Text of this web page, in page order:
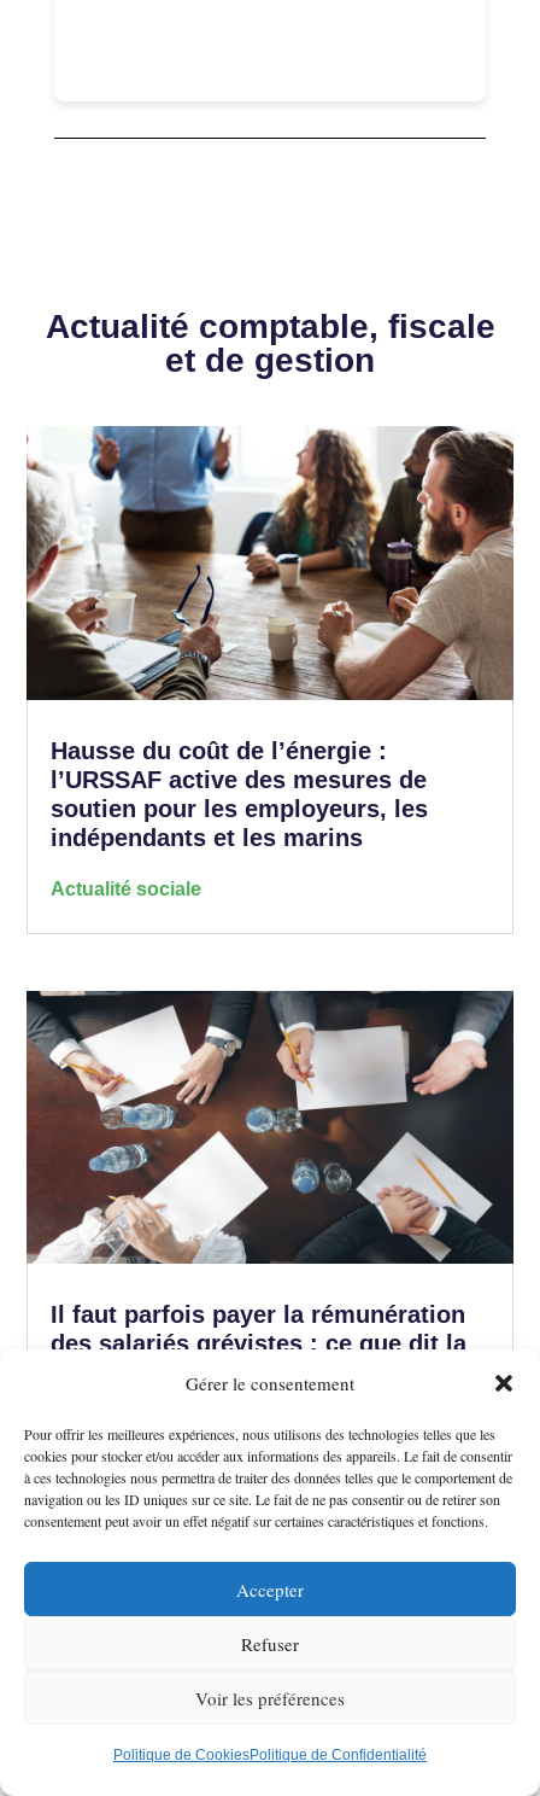
Gérer le consentement
Pour offrir les meilleures expériences, nous utilisons des technologies telles que les
cookies pour stocker et/ou accéder aux informations des appareils. Le fait de consentir
à ces technologies nous permettra de traiter des données telles que le comportement de
navigation ou les ID uniques sur ce site. Le fait de ne pas consentir ou de retirer son
consentement peut avoir un effet négatif sur certaines caractéristiques et fonctions.
Accepter
Refuser
Voir les préférences
Politique de CookiesPolitique de Confidentialité
Actualité comptable, fiscale
et de gestion
Hausse du coût de l’énergie :
l’URSSAF active des mesures de
soutien pour les employeurs, les
indépendants et les marins
Actualité sociale
Il faut parfois payer la rémunération
des salariés grévistes : ce que dit la
jurisprudence
Actualité sociale
CDD : l’indemnité pour transmission
requalification en CDI peuvent se
Guide Facture électronique